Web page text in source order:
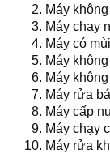
Máy
Máy chạy
Máy có
Máy
Máy
Máy rửa
Máy cấp
Máy chạy
Máy rửa